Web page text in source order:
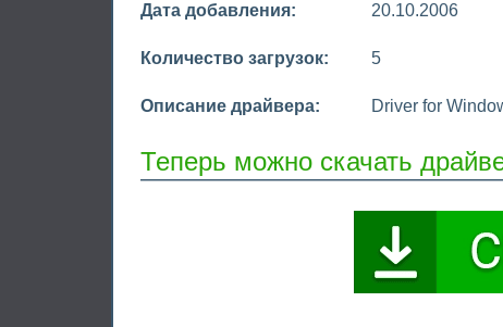
Дата добавления: 20.10.2006
Количество загрузок: 5
Описание драйвера: Driver for
Теперь можно скачать